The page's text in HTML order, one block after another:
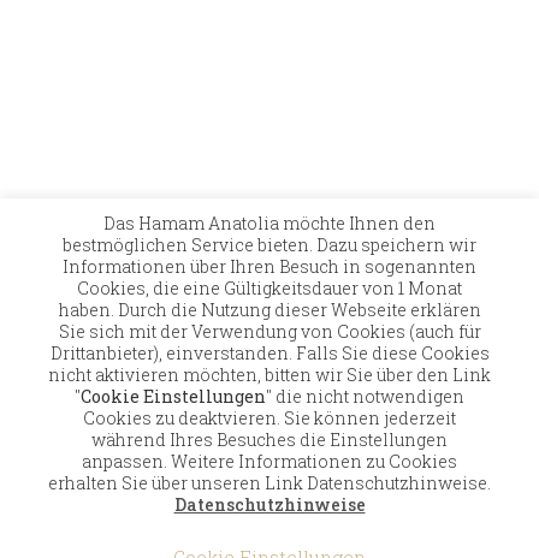
Kontakt Versand
Zahlungsmöglichkeiten
Widerruf
Allgemeine Geschäftsbedingungen
Datenschutz
Impressum
© 2026 Hamam Anatolia · Alle Rechte, Änderungen
und Irrtümer vorbehalten · Stand der Preisliste:
September 2022 · Alle gezeigten Angebote und Preise
beinhalten die gesetzliche Mehrwertsteuer
Vertrag widerrufen
Das Hamam Anatolia möchte Ihnen den
bestmöglichen Service bieten. Dazu speichern wir
Informationen über Ihren Besuch in sogenannten
Cookies, die eine Gültigkeitsdauer von 1 Monat
haben. Durch die Nutzung dieser Webseite erklären
Sie sich mit der Verwendung von Cookies (auch für
Drittanbieter), einverstanden. Falls Sie diese Cookies
nicht aktivieren möchten, bitten wir Sie über den Link
"Cookie Einstellungen" die nicht notwendigen
Cookies zu deaktvieren. Sie können jederzeit
während Ihres Besuches die Einstellungen
anpassen. Weitere Informationen zu Cookies
erhalten Sie über unseren Link Datenschutzhinweise.
Datenschutzhinweise